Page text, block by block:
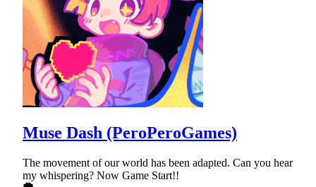
Muse Dash (PeroPeroGames)
The movement of our world has been adapted. Can you hear
my whispering? Now Game Start!!